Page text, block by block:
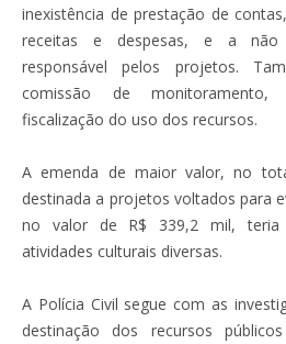
inexistência de prestação de
receitas e despesas, e a não
responsável pelos projetos.
comissão de
fiscalização do uso dos recursos.
A emenda de maior valor, no
destinada a projetos voltados para
no valor de R$ 339,2 mil, teria
atividades culturais diversas.
A Polícia Civil segue com as
destinação dos recursos